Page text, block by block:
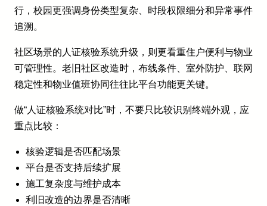
行，校园更强调身份类型复杂、时段权限细分和异常事件
追溯。
社区场景的人证核验系统升级，则更看重住户便利与物业
可管理性。老旧社区改造时，布线条件、室外防护、联网
稳定性和物业值班协同往往比平台功能更关键。
做“人证核验系统对比”时，不要只比较识别终端外观，应
重点比较：
核验逻辑是否匹配场景
平台是否支持后续扩展
施工复杂度与维护成本
利旧改造的边界是否清晰